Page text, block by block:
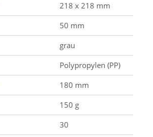
218 x 218 mm
50 mm
grau
Polypropylen (PP)
180 mm
150 g
30